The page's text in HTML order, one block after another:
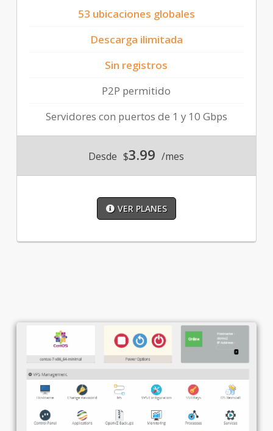
53 ubicaciones globales
Descarga ilimitada
Sin registros
P2P permitido
Servidores con puertos de 1 y 10 Gbps
Desde $3.99 /mes
VER PLANES